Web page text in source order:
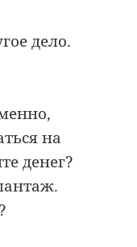
дело.
на
денег?